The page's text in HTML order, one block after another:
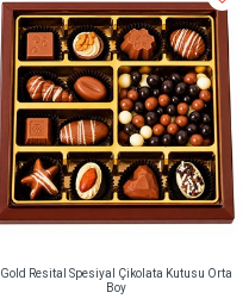
Gold Resital Spesiyal Çikolata Kutusu Orta
Boy